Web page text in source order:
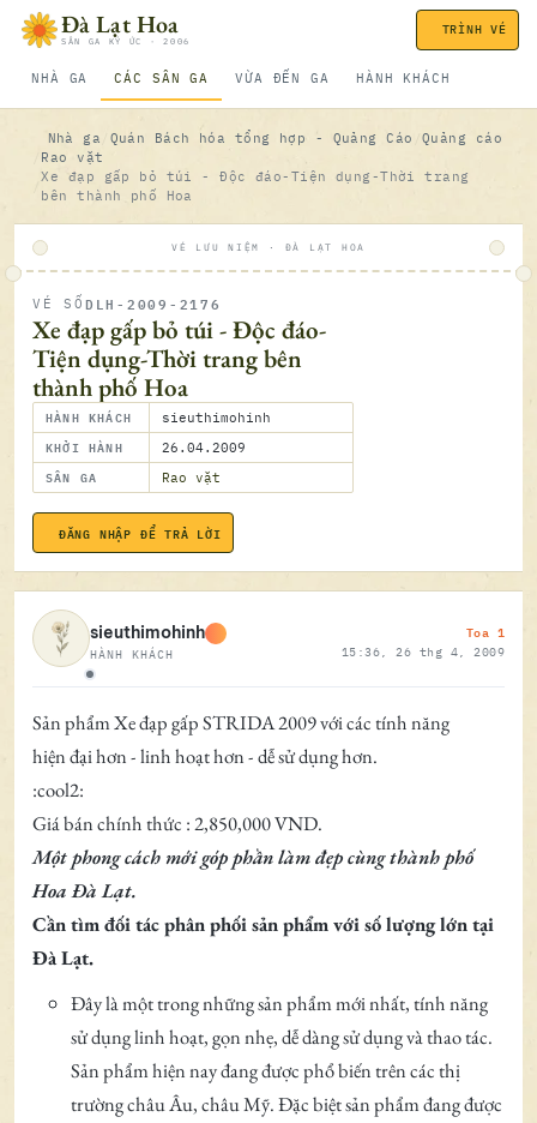
Bỏ qua nội dungĐà Lạt Hoa
SÂN GA KÝ ỨC · 2006
NHÀ GA CÁC SÂN GA VỪA ĐẾN GA HÀNH KHÁCH
TRÌNH VÉ
Nhà ga Quán Bách hóa tổng hợp - Quảng Cáo
Quảng cáo
Rao vặt
Xe đạp gấp bỏ túi - Độc đáo-Tiện dụng-Thời trang
bên thành phố Hoa
VÉ LƯU NIỆM · ĐÀ LẠT HOA
VÉ SỐ DLH-2009-2176
Xe đạp gấp bỏ túi - Độc đáo-
Tiện dụng-Thời trang bên
thành phố Hoa
HÀNH KHÁCH sieuthimohinh
KHỞI HÀNH 26.04.2009
SÂN GA Rao vặt
ĐĂNG NHẬP ĐỂ TRẢ LỜI
Ngoại tuyến
sieuthimohinh
HÀNH KHÁCH
Toa 1
15:36, 26 thg 4, 2009
Sản phẩm Xe đạp gấp STRIDA 2009 với các tính năng
hiện đại hơn - linh hoạt hơn - dễ sử dụng hơn.
:cool2:
Giá bán chính thức : 2,850,000 VND.
Một phong cách mới góp phần làm đẹp cùng thành phố
Hoa Đà Lạt.
Cần tìm đối tác phân phối sản phẩm với số lượng lớn tại
Đà Lạt.
Đây là một trong những sản phẩm mới nhất, tính năng
sử dụng linh hoạt, gọn nhẹ, dễ dàng sử dụng và thao tác.
Sản phẩm hiện nay đang được phổ biến trên các thị
trường châu Âu, châu Mỹ. Đặc biệt sản phẩm đang được